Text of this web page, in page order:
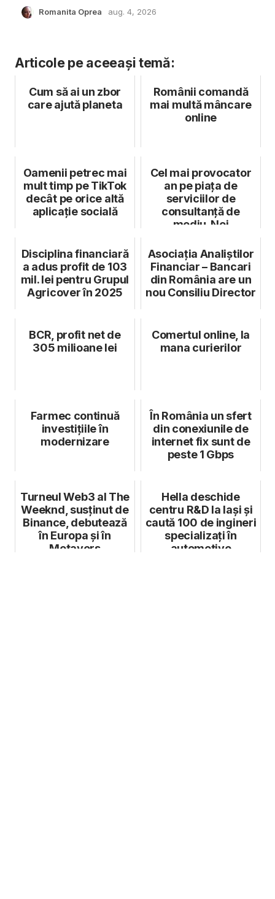
Romanita Oprea aug. 4, 2026
Articole pe aceeași temă:
Cum să ai un zbor
care ajută planeta
Românii comandă
mai multă mâncare
online
Oamenii petrec mai
mult timp pe TikTok
decât pe orice altă
aplicație socială
Cel mai provocator
an pe piața de
serviciilor de
consultanță de
mediu. Noi
vigo...
Disciplina financiară
a adus profit de 103
mil. lei pentru Grupul
Agricover în 2025
Asociația Analiștilor
Financiar – Bancari
din România are un
nou Consiliu Director
BCR, profit net de
305 milioane lei
Comertul online, la
mana curierilor
Farmec continuă
investiţiile în
modernizare
În România un sfert
din conexiunile de
internet fix sunt de
peste 1 Gbps
Turneul Web3 al The
Weeknd, susținut de
Binance, debutează
în Europa și în
Metavers
Hella deschide
centru R&D la Iași și
caută 100 de ingineri
specializați în
automotive